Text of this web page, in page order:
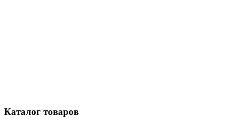
Каталог товаров